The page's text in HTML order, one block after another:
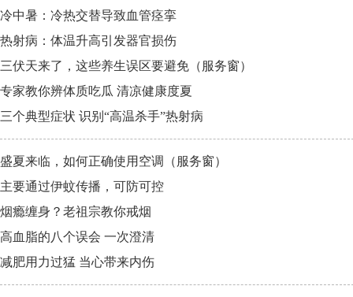
冷中暑：冷热交替导致血管痉挛
热射病：体温升高引发器官损伤
三伏天来了，这些养生误区要避免（服务窗）
专家教你辨体质吃瓜 清凉健康度夏
三个典型症状 识别“高温杀手”热射病
盛夏来临，如何正确使用空调（服务窗）
主要通过伊蚊传播，可防可控
烟瘾缠身？老祖宗教你戒烟
高血脂的八个误会 一次澄清
减肥用力过猛 当心带来内伤